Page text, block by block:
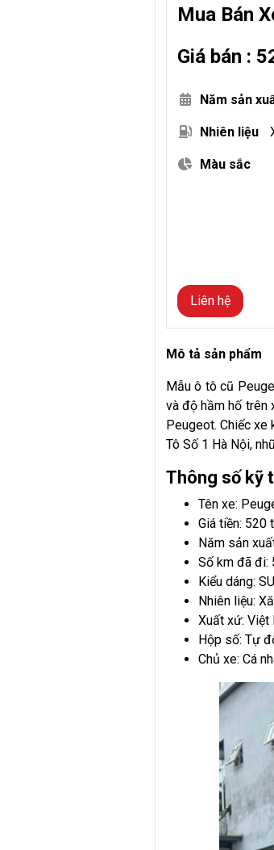
Mua Bán
Giá bán :
Năm sản
Nhiên liệu
Màu sắc
Liên hệ
Mô tả sản phẩm
Mẫu ô tô cũ
và độ hầm hố trên
Peugeot. Chiếc xe
Tô Số 1 Hà Nội,
Thông số kỹ
Tên xe:
Giá tiền: 520
Năm sản
Số km đã đi:
Kiểu dáng:
Nhiên liệu:
Xuất xứ: Việt
Hộp số: Tự
Chủ xe: Cá